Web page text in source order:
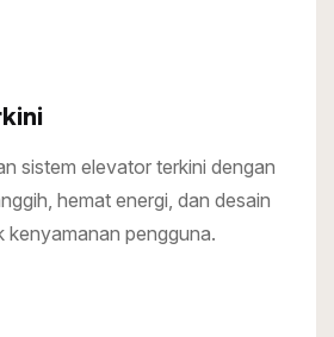
sistem elevator terkini dengan
hemat energi, dan desain
kenyamanan pengguna.